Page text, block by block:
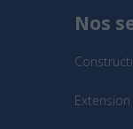
Nos